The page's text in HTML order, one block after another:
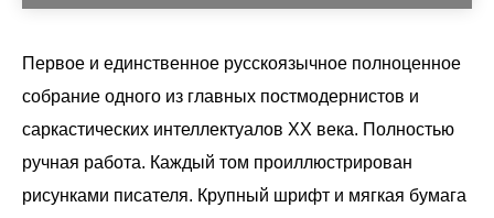
Первое и единственное русскоязычное полноценное
собрание одного из главных постмодернистов и
саркастических интеллектуалов XX века. Полностью
ручная работа. Каждый том проиллюстрирован
рисунками писателя. Крупный шрифт и мягкая бумага